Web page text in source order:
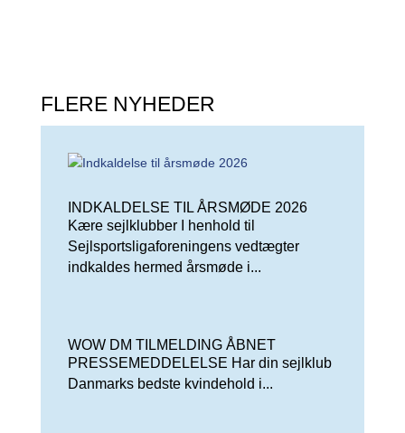
FLERE NYHEDER
INDKALDELSE TIL ÅRSMØDE 2026
Kære sejlklubber I henhold til
Sejlsportsligaforeningens vedtægter
indkaldes hermed årsmøde i...
WOW DM TILMELDING ÅBNET
PRESSEMEDDELELSE Har din sejlklub
Danmarks bedste kvindehold i...